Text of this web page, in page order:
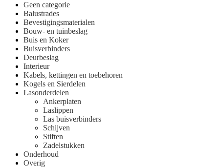
Geen categorie
Balustrades
Bevestigingsmaterialen
Bouw- en tuinbeslag
Buis en Koker
Buisverbinders
Deurbeslag
Interieur
Kabels, kettingen en toebehoren
Kogels en Sierdelen
Lasonderdelen
Ankerplaten
Laslippen
Las buisverbinders
Schijven
Stiften
Zadelstukken
Onderhoud
Overig